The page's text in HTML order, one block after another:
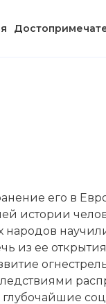
его в
истории
из ее